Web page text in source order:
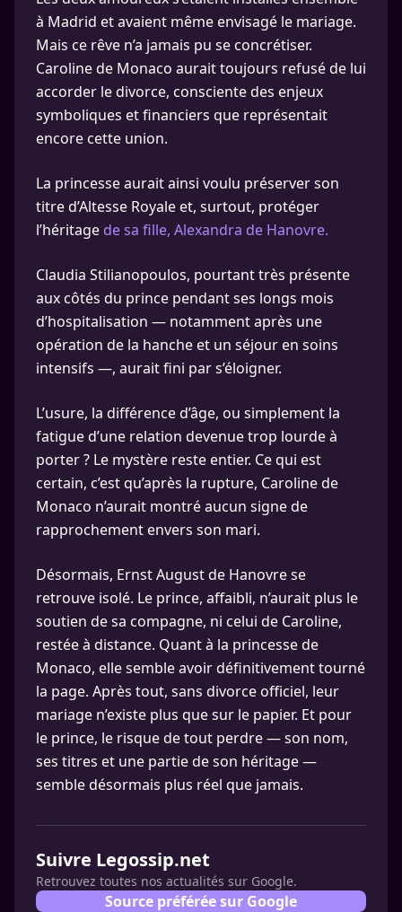
à Madrid et avaient même envisagé le mariage.
Mais ce rêve n’a jamais pu se concrétiser.
Caroline de Monaco aurait toujours refusé de lui
accorder le divorce, consciente des enjeux
symboliques et financiers que représentait
encore cette union.
La princesse aurait ainsi voulu préserver son
titre d’Altesse Royale et, surtout, protéger
l’héritage de sa fille, Alexandra de Hanovre.
Claudia Stilianopoulos, pourtant très présente
aux côtés du prince pendant ses longs mois
d’hospitalisation — notamment après une
opération de la hanche et un séjour en soins
intensifs —, aurait fini par s’éloigner.
L’usure, la différence d’âge, ou simplement la
fatigue d’une relation devenue trop lourde à
porter ? Le mystère reste entier. Ce qui est
certain, c’est qu’après la rupture, Caroline de
Monaco n’aurait montré aucun signe de
rapprochement envers son mari.
Désormais, Ernst August de Hanovre se
retrouve isolé. Le prince, affaibli, n’aurait plus le
soutien de sa compagne, ni celui de Caroline,
restée à distance. Quant à la princesse de
Monaco, elle semble avoir définitivement tourné
la page. Après tout, sans divorce officiel, leur
mariage n’existe plus que sur le papier. Et pour
le prince, le risque de tout perdre — son nom,
ses titres et une partie de son héritage —
semble désormais plus réel que jamais.
Suivre Legossip.net
Retrouvez toutes nos actualités sur Google.
Source préférée sur Google